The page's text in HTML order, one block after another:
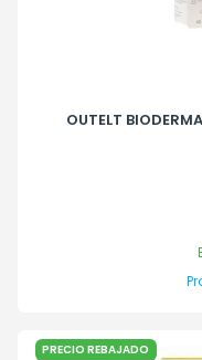
OUTELT
PRECIO REBAJADO